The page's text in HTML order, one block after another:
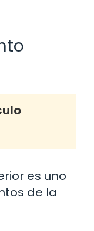
es uno
de la